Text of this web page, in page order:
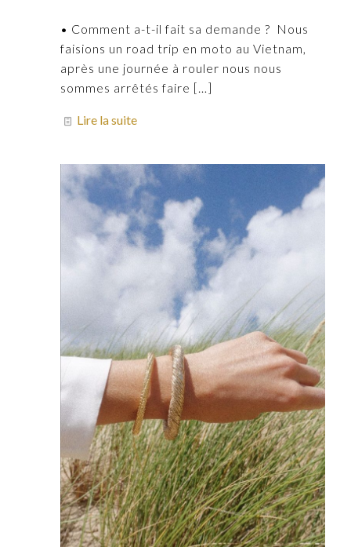
• Comment a-t-il fait sa demande ? Nous
faisions un road trip en moto au Vietnam,
après une journée à rouler nous nous
sommes arrêtés faire […]
Lire la suite